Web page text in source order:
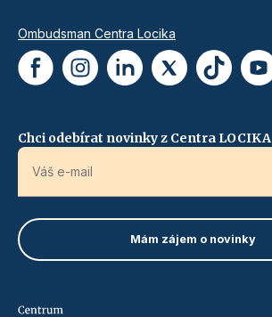
Ombudsman Centra Locika
Chci odebírat novinky z Centra LOCIKA